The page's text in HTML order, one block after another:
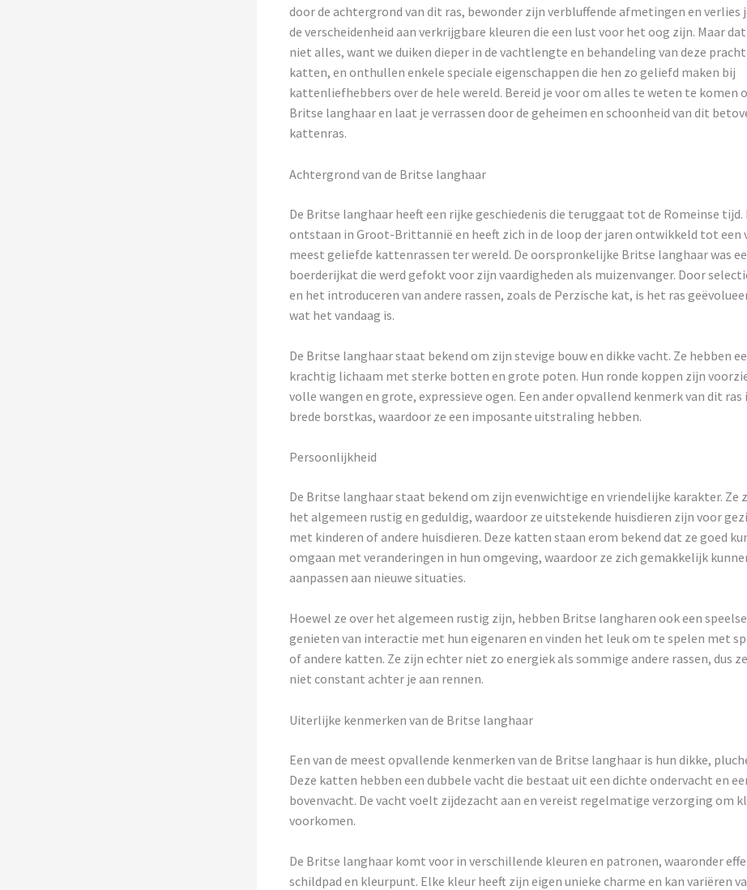
door de achtergrond van dit ras, bewonder zijn verbluffende afmetingen en verlies
de verscheidenheid aan verkrijgbare kleuren die een lust voor het oog zijn. Maar
niet alles, want we duiken dieper in de vachtlengte en behandeling van deze
katten, en onthullen enkele speciale eigenschappen die hen zo geliefd maken bij
kattenliefhebbers over de hele wereld. Bereid je voor om alles te weten te komen
Britse langhaar en laat je verrassen door de geheimen en schoonheid van dit
kattenras.
Achtergrond van de Britse langhaar
De Britse langhaar heeft een rijke geschiedenis die teruggaat tot de Romeinse tijd.
ontstaan in Groot-Brittannië en heeft zich in de loop der jaren ontwikkeld tot een
meest geliefde kattenrassen ter wereld. De oorspronkelijke Britse langhaar was
boerderijkat die werd gefokt voor zijn vaardigheden als muizenvanger. Door
en het introduceren van andere rassen, zoals de Perzische kat, is het ras
wat het vandaag is.
De Britse langhaar staat bekend om zijn stevige bouw en dikke vacht. Ze hebben
krachtig lichaam met sterke botten en grote poten. Hun ronde koppen zijn
volle wangen en grote, expressieve ogen. Een ander opvallend kenmerk van dit ras
brede borstkas, waardoor ze een imposante uitstraling hebben.
Persoonlijkheid
De Britse langhaar staat bekend om zijn evenwichtige en vriendelijke karakter. Ze
het algemeen rustig en geduldig, waardoor ze uitstekende huisdieren zijn voor
met kinderen of andere huisdieren. Deze katten staan erom bekend dat ze goed
omgaan met veranderingen in hun omgeving, waardoor ze zich gemakkelijk
aanpassen aan nieuwe situaties.
Hoewel ze over het algemeen rustig zijn, hebben Britse langharen ook een
genieten van interactie met hun eigenaren en vinden het leuk om te spelen met
of andere katten. Ze zijn echter niet zo energiek als sommige andere rassen, dus
niet constant achter je aan rennen.
Uiterlijke kenmerken van de Britse langhaar
Een van de meest opvallende kenmerken van de Britse langhaar is hun dikke,
Deze katten hebben een dubbele vacht die bestaat uit een dichte ondervacht en
bovenvacht. De vacht voelt zijdezacht aan en vereist regelmatige verzorging om
voorkomen.
De Britse langhaar komt voor in verschillende kleuren en patronen, waaronder
schildpad en kleurpunt. Elke kleur heeft zijn eigen unieke charme en kan variëren